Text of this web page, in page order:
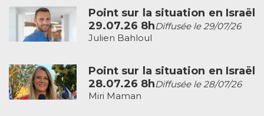
Point sur la situation en Israël
29.07.26 8hDiffusée le 29/07/26
Julien Bahloul
Point sur la situation en Israël
28.07.26 8hDiffusée le 28/07/26
Miri Maman